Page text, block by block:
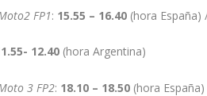
FP1: 15.55 – 16.40(hora España)
12.40(hora Argentina)
3 FP2: 18.10 – 18.50(hora